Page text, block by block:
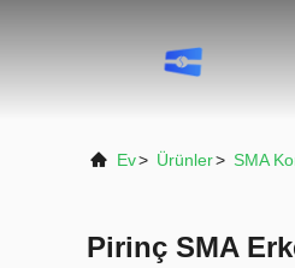
Ev> Ürünler> SMA
Pirinç SMA